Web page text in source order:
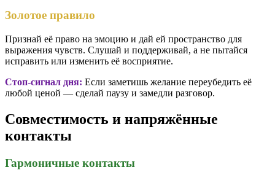
Золотое правило
Признай её право на эмоцию и дай ей пространство для
выражения чувств. Слушай и поддерживай, а не пытайся
исправить или изменить её восприятие.
Стоп-сигнал дня: Если заметишь желание переубедить её
любой ценой — сделай паузу и замедли разговор.
Совместимость и напряжённые
контакты
Гармоничные контакты